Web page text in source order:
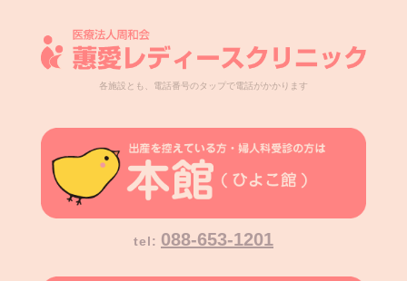
各施設とも、電話番号のタップで電話がかかります
tel: 088-653-1201